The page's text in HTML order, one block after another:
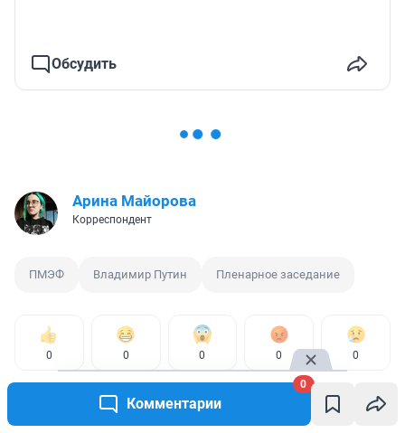
Комментарии
0
Обсудить
Арина Майорова
Корреспондент
ПМЭФ Владимир Путин Пленарное заседание
0 0 0 0 0